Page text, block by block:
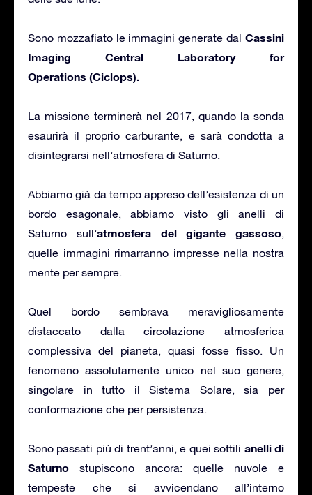
Sono mozzafiato le immagini generate dal Cassini
Imaging Central Laboratory for
Operations (Ciclops).
La missione terminerà nel 2017, quando la sonda
esaurirà il proprio carburante, e sarà condotta a
disintegrarsi nell’atmosfera di Saturno.
Abbiamo già da tempo appreso dell’esistenza di un
bordo esagonale, abbiamo visto gli anelli di
Saturno sull’atmosfera del gigante gassoso,
quelle immagini rimarranno impresse nella nostra
mente per sempre.
Quel bordo sembrava meravigliosamente
distaccato dalla circolazione atmosferica
complessiva del pianeta, quasi fosse fisso. Un
fenomeno assolutamente unico nel suo genere,
singolare in tutto il Sistema Solare, sia per
conformazione che per persistenza.
Sono passati più di trent’anni, e quei sottili anelli di
Saturno stupiscono ancora: quelle nuvole e
tempeste che si avvicendano all’interno